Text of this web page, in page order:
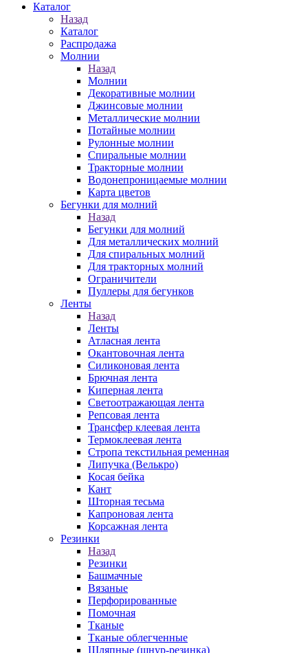
Каталог
Назад
Каталог
Распродажа
Молнии
Назад
Молнии
Декоративные молнии
Джинсовые молнии
Металлические молнии
Потайные молнии
Рулонные молнии
Спиральные молнии
Тракторные молнии
Водонепроницаемые молнии
Карта цветов
Бегунки для молний
Назад
Бегунки для молний
Для металлических молний
Для спиральных молний
Для тракторных молний
Ограничители
Пуллеры для бегунков
Ленты
Назад
Ленты
Атласная лента
Окантовочная лента
Силиконовая лента
Брючная лента
Киперная лента
Светоотражающая лента
Репсовая лента
Трансфер клеевая лента
Термоклеевая лента
Стропа текстильная ременная
Липучка (Велькро)
Косая бейка
Кант
Шторная тесьма
Капроновая лента
Корсажная лента
Резинки
Назад
Резинки
Башмачные
Вязаные
Перфорированные
Помочная
Тканые
Тканые облегченные
Шляпные (шнур-резинка)